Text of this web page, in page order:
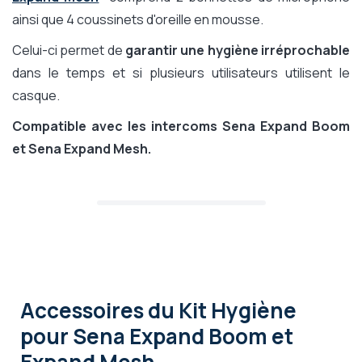
ainsi que 4 coussinets d'oreille en mousse.
Celui-ci permet de garantir une hygiène irréprochable
dans le temps et si plusieurs utilisateurs utilisent le
casque.
Compatible avec les intercoms Sena Expand Boom
et Sena Expand Mesh.
Accessoiresdu Kit Hygiène
pour Sena Expand Boom et